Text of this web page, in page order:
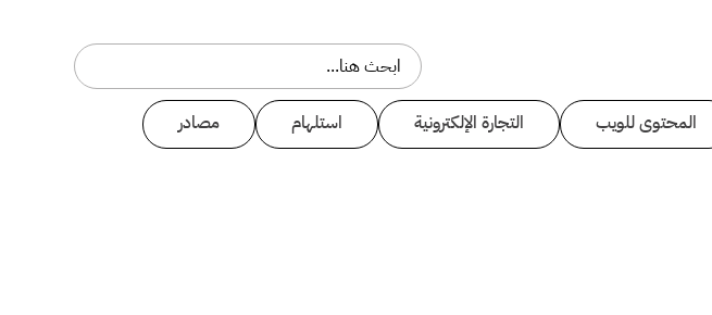
المحتوى للويب التجارة الإلكترونية استلهام
مصادر